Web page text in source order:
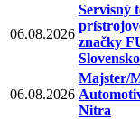
06.08.2026
Servisný
značky
Slovensko
06.08.2026
Majster/
Nitra